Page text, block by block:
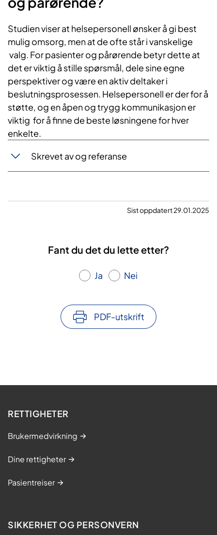
Studien viser at helsepersonell ønsker å gi best
mulig omsorg, men at de ofte står i vanskelige
valg. For pasienter og pårørende betyr dette at
det er viktig å stille spørsmål, dele sine egne
perspektiver og være en aktiv deltaker i
beslutningsprosessen. Helsepersonell er der for å
støtte, og en åpen og trygg kommunikasjon er
viktig for å finne de beste løsningene for hver
enkelte.
Skrevet av og referanse
Sist oppdatert 29.01.2025
Fant du det du lette etter?
Ja Nei
PDF-utskrift
RETTIGHETER
Brukermedvirkning
Dine rettigheter
Pasientreiser
SIKKERHET OG PERSONVERN